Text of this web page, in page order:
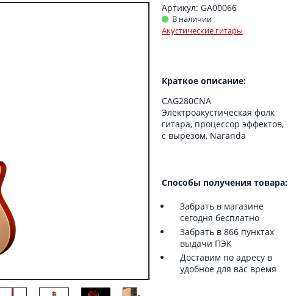
Артикул: GA00066
В наличии
Акустические гитары
Краткое описание:
CAG280CNA
Электроакустическая фолк
гитара, процессор эффектов,
с вырезом, Naranda
Способы получения товара:
Забрать в магазине
сегодня бесплатно
Забрать в 866 пунктах
выдачи ПЭК
Доставим по адресу в
удобное для вас время